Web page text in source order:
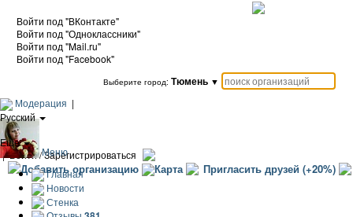
Войти под "ВКонтакте"
Войти под "Одноклассники"
Войти под "Mail.ru"
Войти под "Facebook"
Выберите город: Тюмень ▼
Модерация |
Русский
|
Еще
|Войти / Зарегистрироваться
Добавить организацию Карта Пригласить друзей (+20%)
Меню
Главная
Новости
Стенка